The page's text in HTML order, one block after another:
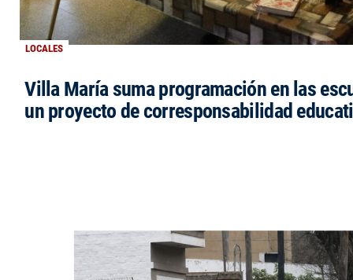
LOCALES
Villa María suma programación en las
un proyecto de corresponsabilidad